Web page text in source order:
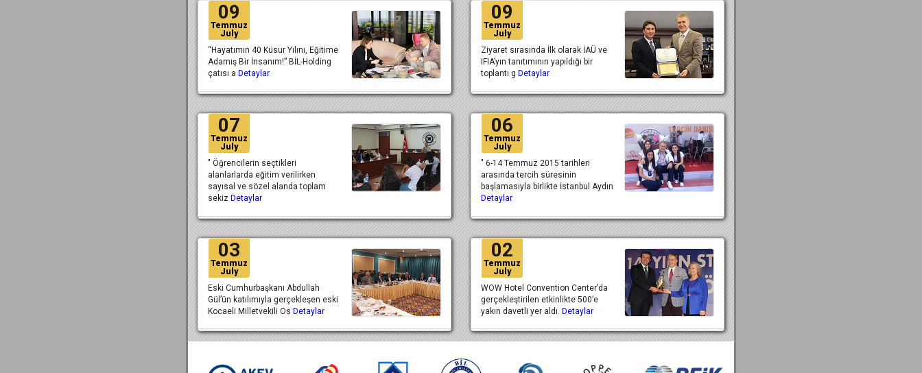
09
Temmuz
July
“Hayatımın 40 Küsur Yılını, Eğitime
Adamış Bir İnsanım!” BİL-Holding
çatısı a Detaylar
09
Temmuz
July
Ziyaret sırasında İlk olarak İAÜ ve
IFIA’yın tanıtımının yapıldığı bir
toplantı g Detaylar
07
Temmuz
July
" Öğrencilerin seçtikleri
alanlarlarda eğitim verilirken
sayısal ve sözel alanda toplam
sekiz Detaylar
06
Temmuz
July
" 6-14 Temmuz 2015 tarihleri
arasında tercih süresinin
başlamasıyla birlikte İstanbul Aydın
Detaylar
03
Temmuz
July
Eski Cumhurbaşkanı Abdullah
Gül’ün katılımıyla gerçekleşen eski
Kocaeli Milletvekili Os Detaylar
02
Temmuz
July
WOW Hotel Convention Center’da
gerçekleştirilen etkinlikte 500’e
yakın davetli yer aldı. Detaylar